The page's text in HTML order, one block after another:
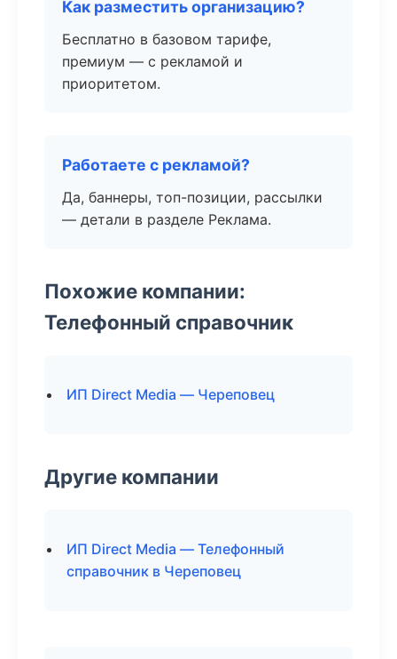
Как разместить организацию?
Бесплатно в базовом тарифе,
премиум — с рекламой и
приоритетом.
Работаете с рекламой?
Да, баннеры, топ-позиции, рассылки
— детали в разделе Реклама.
Похожие компании:
Телефонный справочник
ИП Direct Media — Череповец
Другие компании
ИП Direct Media — Телефонный
справочник в Череповец